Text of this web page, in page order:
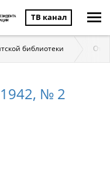
ТВ канал
библиотеки
№ 2